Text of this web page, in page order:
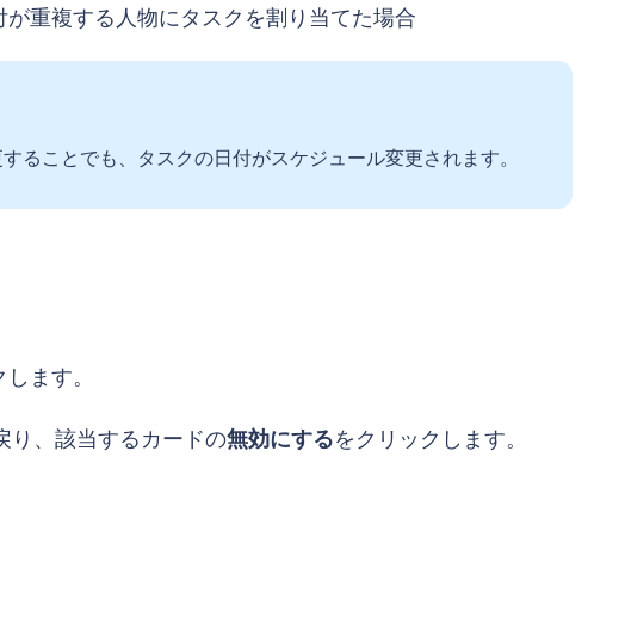
重複する人物にタスクを割り当てた場合
ることでも、タスクの日付がスケジュール変更されます。
ます。
り、該当するカードの無効にするをクリックします。